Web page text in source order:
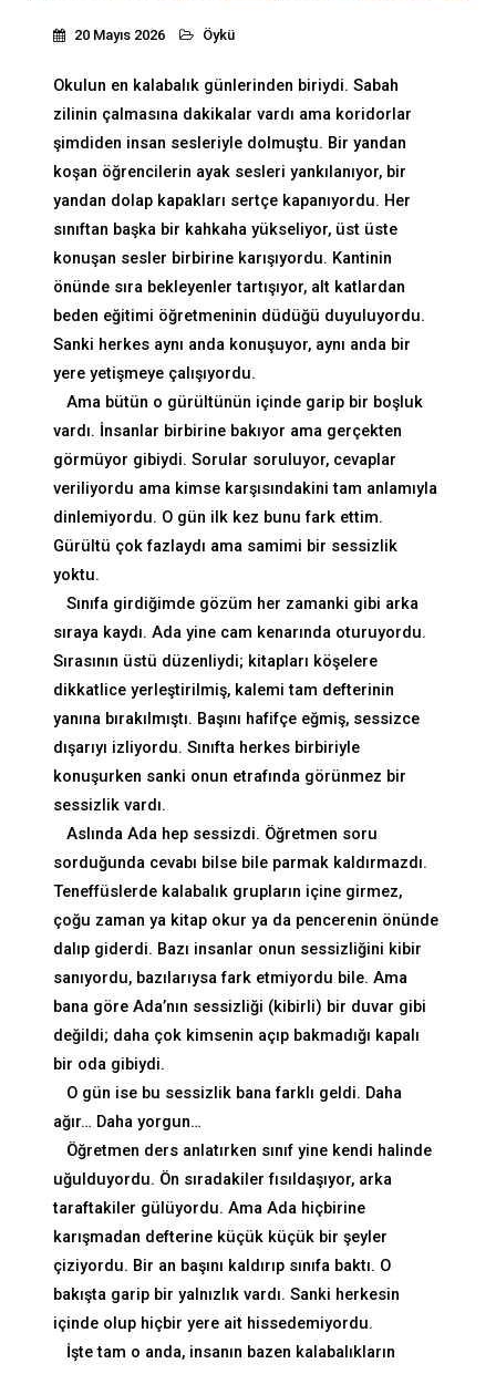
20 Mayıs 2026 Öykü
Okulun en kalabalık günlerinden biriydi. Sabah
zilinin çalmasına dakikalar vardı ama koridorlar
şimdiden insan sesleriyle dolmuştu. Bir yandan
koşan öğrencilerin ayak sesleri yankılanıyor, bir
yandan dolap kapakları sertçe kapanıyordu. Her
sınıftan başka bir kahkaha yükseliyor, üst üste
konuşan sesler birbirine karışıyordu. Kantinin
önünde sıra bekleyenler tartışıyor, alt katlardan
beden eğitimi öğretmeninin düdüğü duyuluyordu.
Sanki herkes aynı anda konuşuyor, aynı anda bir
yere yetişmeye çalışıyordu.
Ama bütün o gürültünün içinde garip bir boşluk
vardı. İnsanlar birbirine bakıyor ama gerçekten
görmüyor gibiydi. Sorular soruluyor, cevaplar
veriliyordu ama kimse karşısındakini tam anlamıyla
dinlemiyordu. O gün ilk kez bunu fark ettim.
Gürültü çok fazlaydı ama samimi bir sessizlik
yoktu.
Sınıfa girdiğimde gözüm her zamanki gibi arka
sıraya kaydı. Ada yine cam kenarında oturuyordu.
Sırasının üstü düzenliydi; kitapları köşelere
dikkatlice yerleştirilmiş, kalemi tam defterinin
yanına bırakılmıştı. Başını hafifçe eğmiş, sessizce
dışarıyı izliyordu. Sınıfta herkes birbiriyle
konuşurken sanki onun etrafında görünmez bir
sessizlik vardı.
Aslında Ada hep sessizdi. Öğretmen soru
sorduğunda cevabı bilse bile parmak kaldırmazdı.
Teneffüslerde kalabalık grupların içine girmez,
çoğu zaman ya kitap okur ya da pencerenin önünde
dalıp giderdi. Bazı insanlar onun sessizliğini kibir
sanıyordu, bazılarıysa fark etmiyordu bile. Ama
bana göre Ada’nın sessizliği (kibirli) bir duvar gibi
değildi; daha çok kimsenin açıp bakmadığı kapalı
bir oda gibiydi.
O gün ise bu sessizlik bana farklı geldi. Daha
ağır… Daha yorgun…
Öğretmen ders anlatırken sınıf yine kendi halinde
uğulduyordu. Ön sıradakiler fısıldaşıyor, arka
taraftakiler gülüyordu. Ama Ada hiçbirine
karışmadan defterine küçük küçük bir şeyler
çiziyordu. Bir an başını kaldırıp sınıfa baktı. O
bakışta garip bir yalnızlık vardı. Sanki herkesin
içinde olup hiçbir yere ait hissedemiyordu.
İşte tam o anda, insanın bazen kalabalıkların